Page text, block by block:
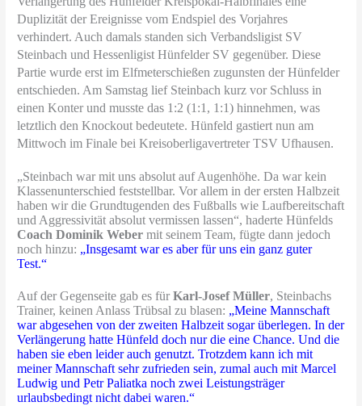
Duplizität der Ereignisse vom Endspiel des Vorjahres
verhindert. Auch damals standen sich Verbandsligist SV
Steinbach und Hessenligist Hünfelder SV gegenüber. Diese
Partie wurde erst im Elfmeterschießen zugunsten der Hünfelder
entschieden. Am Samstag lief Steinbach kurz vor Schluss in
einen Konter und musste das 1:2 (1:1, 1:1) hinnehmen, was
letztlich den Knockout bedeutete. Hünfeld gastiert nun am
Mittwoch im Finale bei Kreisoberligavertreter TSV Ufhausen.
„Steinbach war mit uns absolut auf Augenhöhe. Da war kein
Klassenunterschied feststellbar. Vor allem in der ersten Halbzeit
haben wir die Grundtugenden des Fußballs wie Laufbereitschaft
und Aggressivität absolut vermissen lassen“, haderte Hünfelds
Coach Dominik Weber mit seinem Team, fügte dann jedoch
noch hinzu: „Insgesamt war es aber für uns ein ganz guter
Test.“
Auf der Gegenseite gab es für Karl-Josef Müller, Steinbachs
Trainer, keinen Anlass Trübsal zu blasen: „Meine Mannschaft
war abgesehen von der zweiten Halbzeit sogar überlegen. In der
Verlängerung hatte Hünfeld doch nur die eine Chance. Und die
haben sie eben leider auch genutzt. Trotzdem kann ich mit
meiner Mannschaft sehr zufrieden sein, zumal auch mit Marcel
Ludwig und Petr Paliatka noch zwei Leistungsträger
urlaubsbedingt nicht dabei waren.“